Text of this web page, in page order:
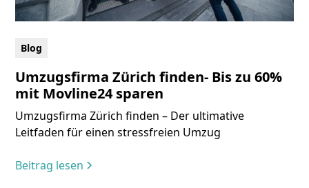
Blog
Umzugsfirma Zürich finden- Bis zu 60%
mit Movline24 sparen
Umzugsfirma Zürich finden – Der ultimative
Leitfaden für einen stressfreien Umzug
Beitrag lesen